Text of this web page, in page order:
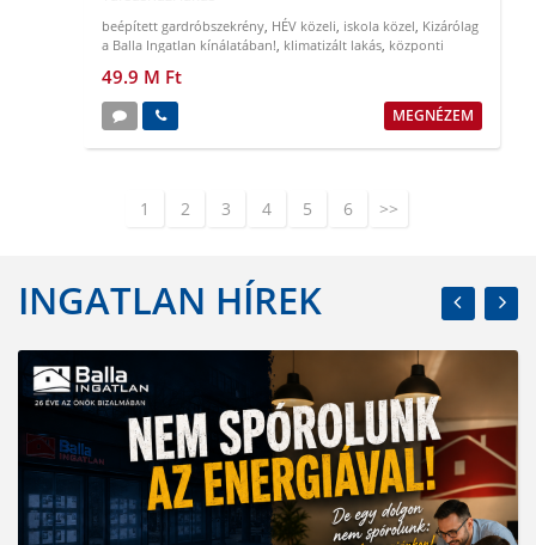
beépített gardróbszekrény, HÉV közeli, iskola közel, Kizárólag
a Balla Ingatlan kínálatában!, klimatizált lakás, központi
49.9 M Ft
MEGNÉZEM
1 2 3 4 5 6 >>
INGATLAN HÍREK